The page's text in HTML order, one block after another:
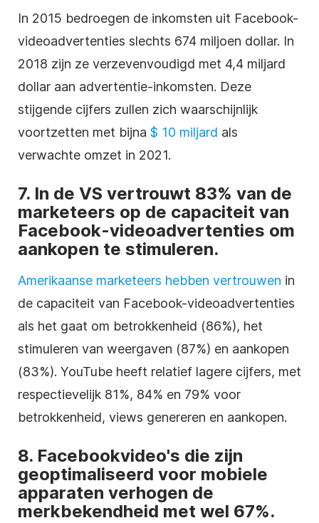
In 2015 bedroegen de inkomsten uit Facebook-
videoadvertenties slechts 674 miljoen dollar. In
2018 zijn ze verzevenvoudigd met 4,4 miljard
dollar aan advertentie-inkomsten. Deze
stijgende cijfers zullen zich waarschijnlijk
voortzetten met bijna $ 10 miljard als
verwachte omzet in 2021.
7. In de VS vertrouwt 83% van de
marketeers op de capaciteit van
Facebook-videoadvertenties om
aankopen te stimuleren.
Amerikaanse marketeers hebben vertrouwen in
de capaciteit van Facebook-videoadvertenties
als het gaat om betrokkenheid (86%), het
stimuleren van weergaven (87%) en aankopen
(83%). YouTube heeft relatief lagere cijfers, met
respectievelijk 81%, 84% en 79% voor
betrokkenheid, views genereren en aankopen.
8. Facebookvideo's die zijn
geoptimaliseerd voor mobiele
apparaten verhogen de
merkbekendheid met wel 67%.